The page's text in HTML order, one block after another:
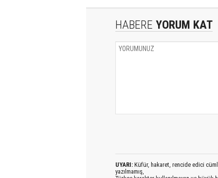
HABERE YORUM KAT
UYARI: Küfür, hakaret, rencide edici
yazılmamış,